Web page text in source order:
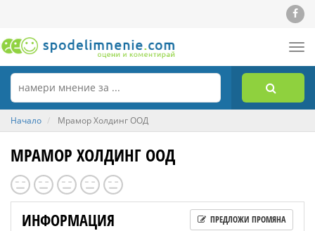
Начало Мрамор Холдинг ООД
МРАМОР ХОЛДИНГ ООД
ИНФОРМАЦИЯ ПРЕДЛОЖИ ПРОМЯНА